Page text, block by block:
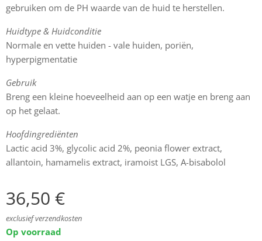
gebruiken om de PH waarde van de huid te herstellen.
Huidtype & Huidconditie
Normale en vette huiden - vale huiden, poriën,
hyperpigmentatie
Gebruik
Breng een kleine hoeveelheid aan op een watje en breng aan
op het gelaat.
Hoofdingrediënten
Lactic acid 3%, glycolic acid 2%, peonia flower extract,
allantoin, hamamelis extract, iramoist LGS, A-bisabolol
36,50 €
exclusief verzendkosten
Op voorraad